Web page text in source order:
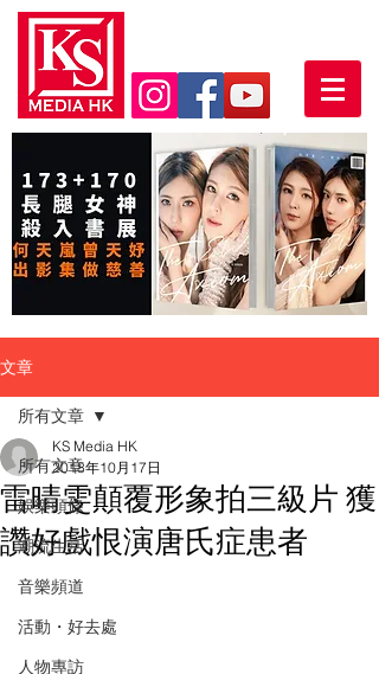
文章
所有文章
娛樂頭條
潮流生活
音樂頻道
活動・好去處
人物專訪
所有文章
雷晴雯顛覆形象拍三級片 獲
讚好戲恨演唐氏症患者
KS Media HK
2018年10月17日